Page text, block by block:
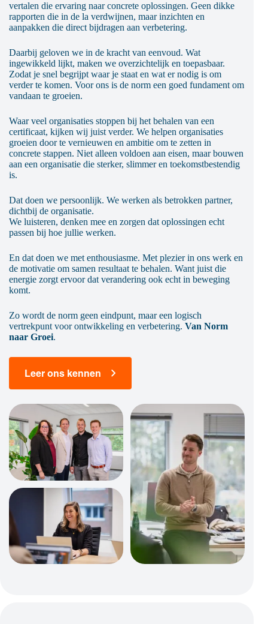
vertalen die ervaring naar concrete oplossingen. Geen dikke
rapporten die in de la verdwijnen, maar inzichten en
aanpakken die direct bijdragen aan verbetering.
Daarbij geloven we in de kracht van eenvoud. Wat
ingewikkeld lijkt, maken we overzichtelijk en toepasbaar.
Zodat je snel begrijpt waar je staat en wat er nodig is om
verder te komen. Voor ons is de norm een goed fundament om
vandaan te groeien.
Waar veel organisaties stoppen bij het behalen van een
certificaat, kijken wij juist verder. We helpen organisaties
groeien door te vernieuwen en ambitie om te zetten in
concrete stappen. Niet alleen voldoen aan eisen, maar bouwen
aan een organisatie die sterker, slimmer en toekomstbestendig
is.
Dat doen we persoonlijk. We werken als betrokken partner,
dichtbij de organisatie.
We luisteren, denken mee en zorgen dat oplossingen echt
passen bij hoe jullie werken.
En dat doen we met enthousiasme. Met plezier in ons werk en
de motivatie om samen resultaat te behalen. Want juist die
energie zorgt ervoor dat verandering ook echt in beweging
komt.
Zo wordt de norm geen eindpunt, maar een logisch
vertrekpunt voor ontwikkeling en verbetering. Van Norm
naar Groei.
Leer ons kennen